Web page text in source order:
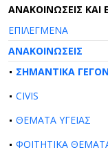
AΝΑΚΟΙΝΩΣΕΙΣ ΚΑΙ
ΕΠΙΛΕΓΜΕΝΑ
ΑΝΑΚΟΙΝΩΣΕΙΣ
ΣΗΜΑΝΤΙΚΑ
CIVIS
ΘΕΜΑΤΑ ΥΓΕΙΑΣ
ΦΟΙΤΗΤΙΚΑ